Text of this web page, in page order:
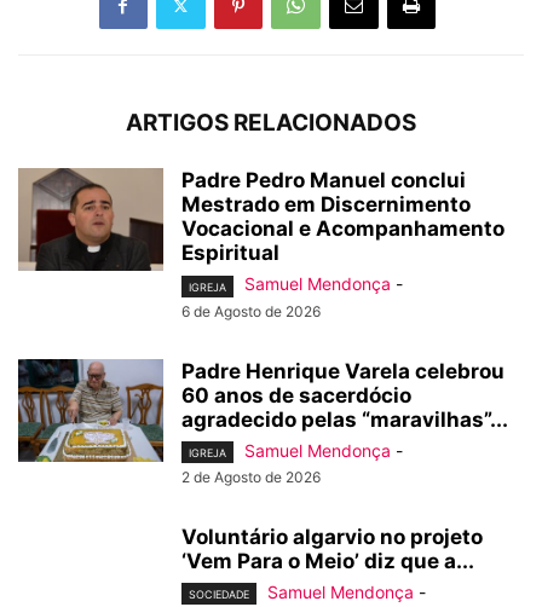
ARTIGOS RELACIONADOS
Padre Pedro Manuel conclui
Mestrado em Discernimento
Vocacional e Acompanhamento
Espiritual
IGREJA Samuel Mendonça -
6 de Agosto de 2026
Padre Henrique Varela celebrou
60 anos de sacerdócio
agradecido pelas “maravilhas”...
IGREJA Samuel Mendonça -
2 de Agosto de 2026
Voluntário algarvio no projeto
‘Vem Para o Meio’ diz que a...
SOCIEDADE Samuel Mendonça -